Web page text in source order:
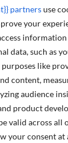
partnersuse
your
data, such as
like
content,
audience
product
valid across all
your consent at
Masinad ja
Meist